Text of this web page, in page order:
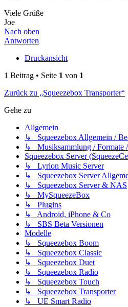
Viele Grüße
Joe
Nach oben
Antworten
Druckansicht
1 Beitrag • Seite 1 von 1
Zurück zu „Squeezebox Transporter“
Gehe zu
Allgemein
↳ Squeezebox Allgemein /
↳ Musiksammlung / Formate
Squeezebox Server
↳ Lyrion Music Server
↳ Squeezebox Server
↳ Squeezebox Server & NAS
↳ MySqueezeBox
↳ Plugins
↳ Android, iPhone & Co
↳ SBS Beta Versionen
Modelle
↳ Squeezebox Boom
↳ Squeezebox Classic
↳ Squeezebox Duet
↳ Squeezebox Radio
↳ Squeezebox Touch
↳ Squeezebox Transporter
↳ UE Smart Radio